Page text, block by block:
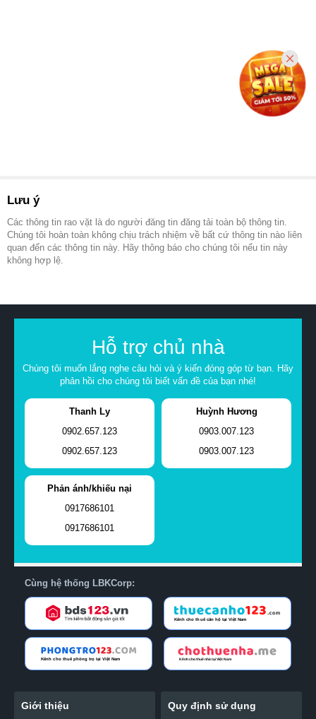
Lưu ý
Các thông tin rao vặt là do người đăng tin đăng tải toàn bộ thông tin.
Chúng tôi hoàn toàn không chịu trách nhiệm về bất cứ thông tin nào liên
quan đến các thông tin này. Hãy thông báo cho chúng tôi nếu tin này
không hợp lệ.
Hỗ trợ chủ nhà
Chúng tôi muốn lắng nghe câu hỏi và ý kiến đóng góp từ bạn. Hãy
phản hồi cho chúng tôi biết vấn đề của bạn nhé!
Thanh Ly
0902.657.123
0902.657.123
Huỳnh Hương
0903.007.123
0903.007.123
Phản ánh/khiếu nại
0917686101
0917686101
Cùng hệ thống LBKCorp:
Giới thiệu Quy định sử dụng